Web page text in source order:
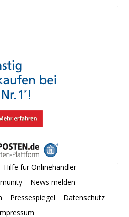
Hilfe für Onlinehändler
News melden
Pressespiegel
Datenschutz